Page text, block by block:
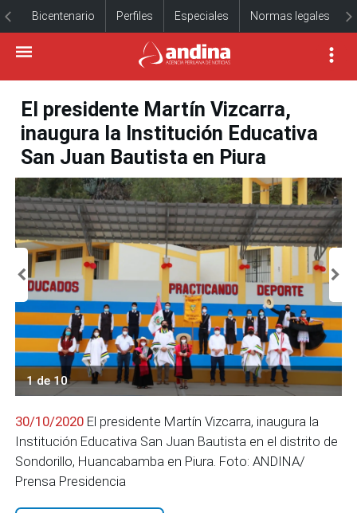
Bicentenario Perfiles Especiales Normas legales
El presidente Martín Vizcarra,
inaugura la Institución Educativa
San Juan Bautista en Piura
1 de 10
30/10/2020 El presidente Martín Vizcarra, inaugura la
Institución Educativa San Juan Bautista en el distrito de
Sondorillo, Huancabamba en Piura. Foto: ANDINA/
Prensa Presidencia